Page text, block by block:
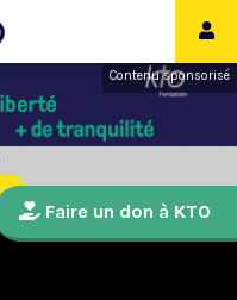
Contenu sponsorisé
Faire un don à KTO